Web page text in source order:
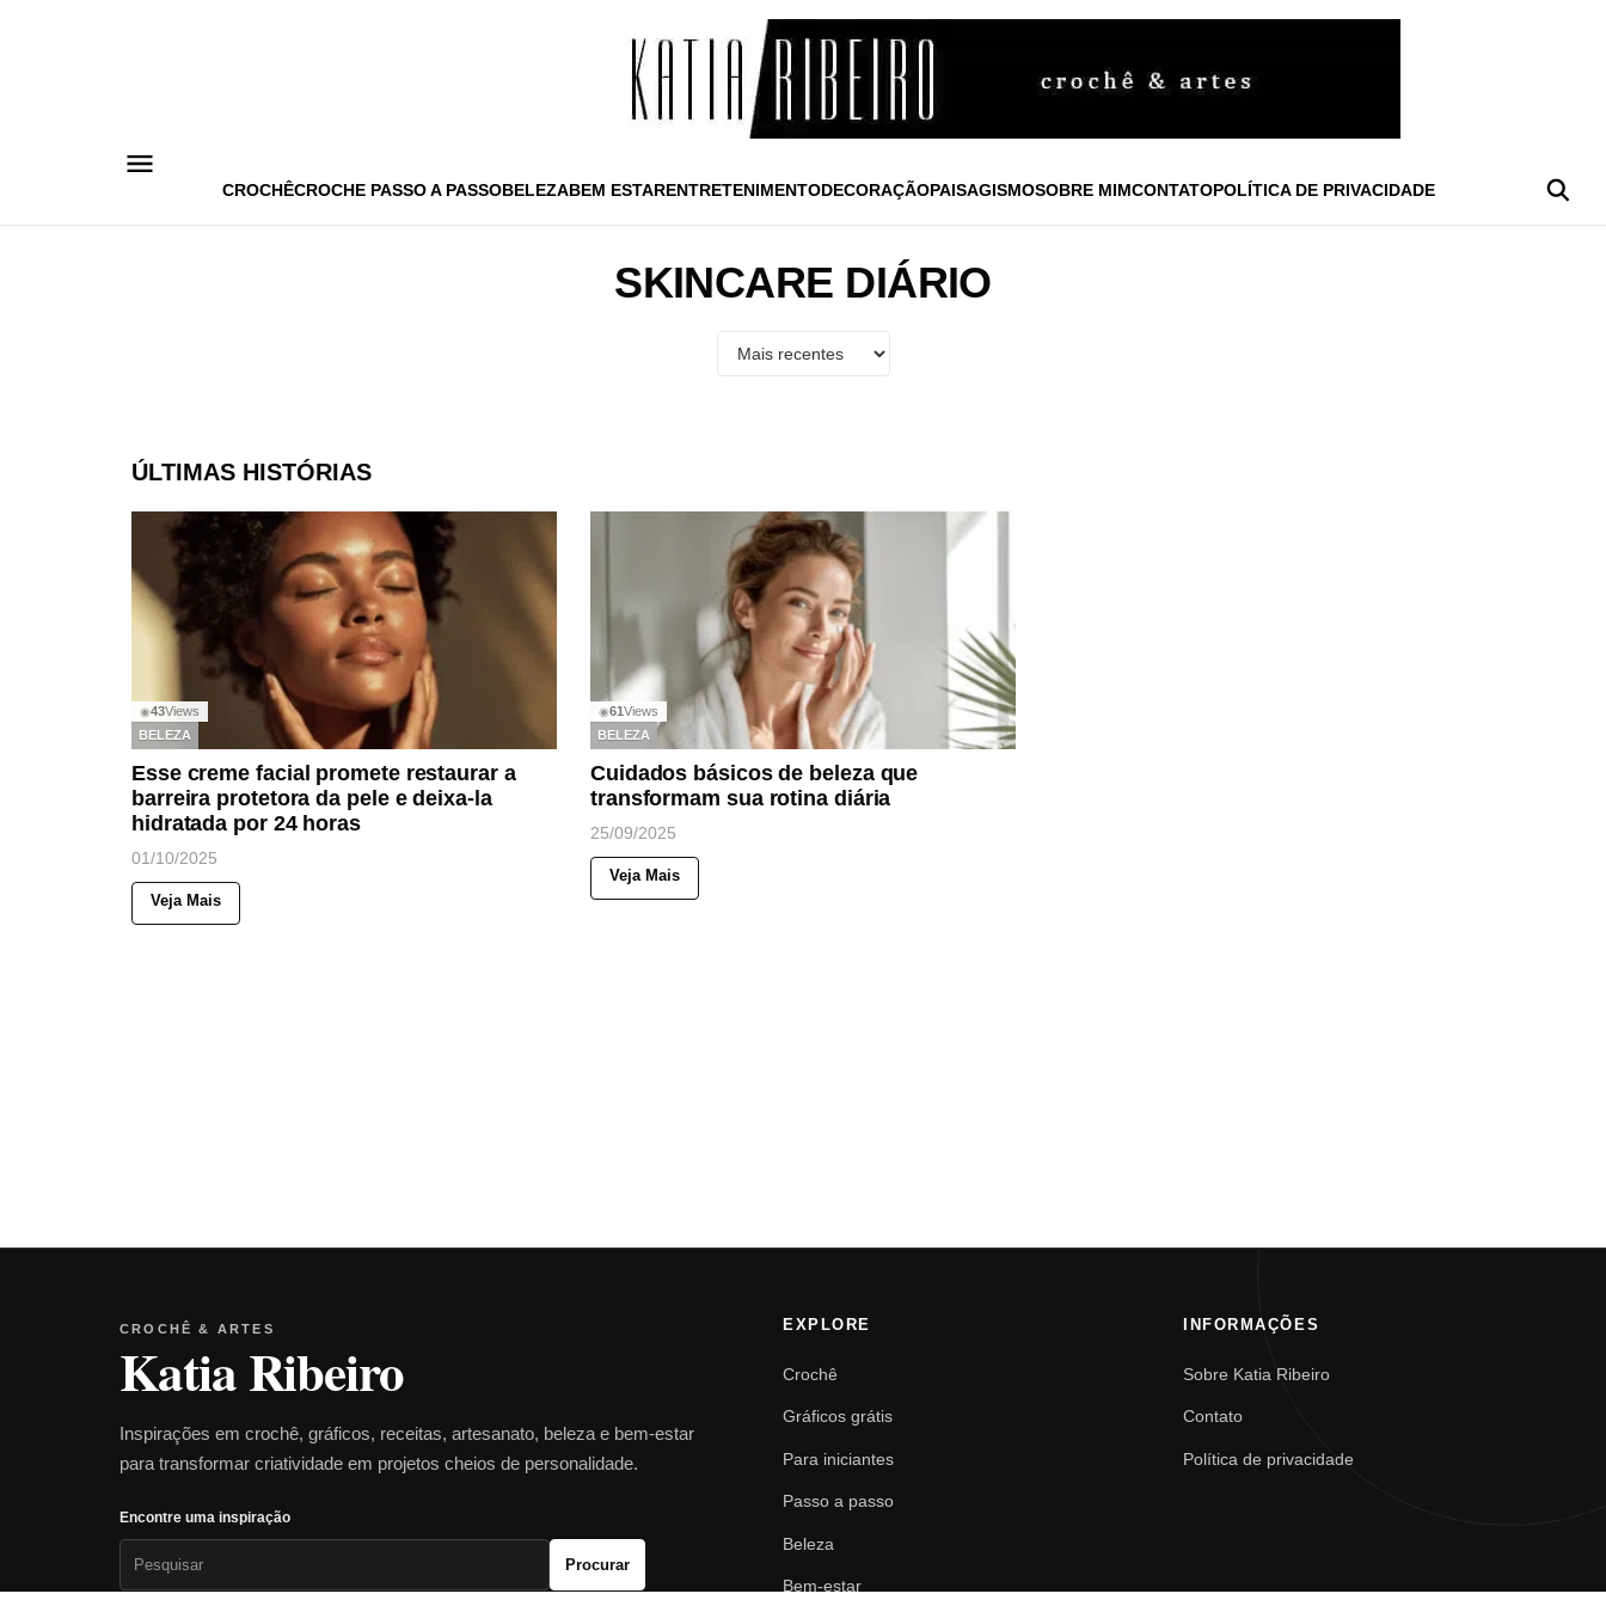
CROCHÊCROCHE PASSO A PASSOBELEZABEM ESTARENTRETENIMENTODECORAÇÃOPAISAGISMOSOBRE MIMCONTATOPOLÍTICA DE PRIVACIDADE
SKINCARE DIÁRIO
ÚLTIMAS HISTÓRIAS
◉43Views
BELEZA
Esse creme facial promete restaurar a
barreira protetora da pele e deixa-la
hidratada por 24 horas
01/10/2025
Veja Mais
◉61 Views
BELEZA
Cuidados básicos de beleza que
transformam sua rotina diária
25/09/2025
Veja Mais
CROCHÊ & ARTES
Katia Ribeiro
Inspirações em crochê, gráficos, receitas, artesanato, beleza e bem-estar
para transformar criatividade em projetos cheios de personalidade.
Encontre uma inspiração
Procurar
EXPLORE
Crochê
Gráficos grátis
Para iniciantes
Passo a passo
Beleza
Bem-estar
INFORMAÇÕES
Sobre Katia Ribeiro
Contato
Política de privacidade